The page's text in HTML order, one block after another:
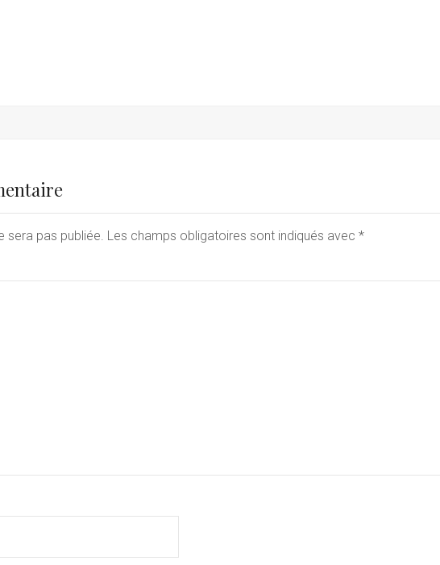
sera pas publiée. Les champs obligatoires sont indiqués avec *